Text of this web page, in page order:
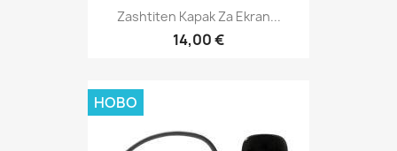
Zashtiten Kapak Za Ekran...
14,00 €
НОВО